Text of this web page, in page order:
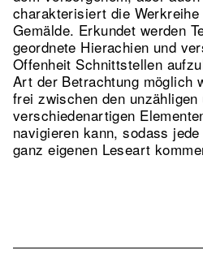
charakterisiert die
Gemälde. Erkundet werden
geordnete Hierachien und
Offenheit Schnittstellen
Art der Betrachtung möglich
frei zwischen den unzähligen
verschiedenartigen
navigieren kann, sodass
ganz eigenen Leseart